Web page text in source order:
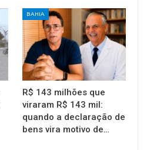
BAHIA
R$ 143 milhões que
viraram R$ 143 mil:
quando a declaração de
bens vira motivo de…